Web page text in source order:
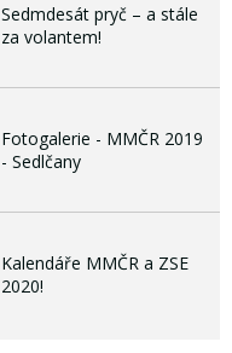
Sedmdesát pryč – a stále
za volantem!
Fotogalerie - MMČR 2019
- Sedlčany
Kalendáře MMČR a ZSE
2020!